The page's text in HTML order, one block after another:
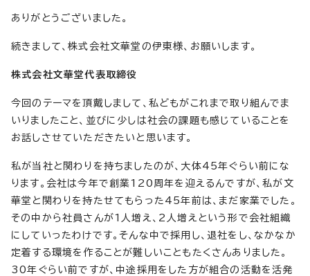
ありがとうございました。
続きまして、株式会社文華堂の伊東様、お願いします。
株式会社文華堂代表取締役
今回のテーマを頂戴しまして、私どもがこれまで取り組んでま
いりましたこと、並びに少しは社会の課題も感じていることを
お話しさせていただきたいと思います。
私が当社と関わりを持ちましたのが、大体45年ぐらい前にな
ります。会社は今年で創業120周年を迎えるんですが、私が文
華堂と関わりを持たせてもらった45年前は、まだ家業でした。
その中から社員さんが1人増え、2人増えという形で会社組織
にしていったわけです。そんな中で採用し、退社をし、なかなか
定着する環境を作ることが難しいこともたくさんありました。
30年ぐらい前ですが、中途採用をした方が組合の活動を活発